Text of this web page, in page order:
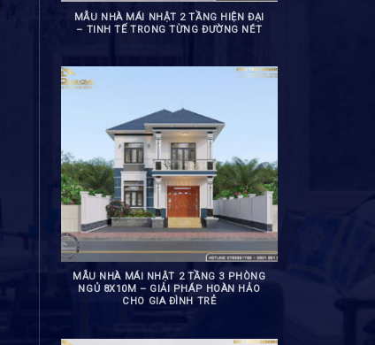
MẪU NHÀ MÁI NHẬT 2 TẦNG HIỆN ĐẠI
– TINH TẾ TRONG TỪNG ĐƯỜNG NÉT
MẪU NHÀ MÁI NHẬT 2 TẦNG 3 PHÒNG
NGỦ 8X10M – GIẢI PHÁP HOÀN HẢO
CHO GIA ĐÌNH TRẺ